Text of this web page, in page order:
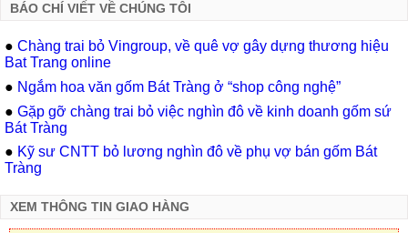
BÁO CHÍ VIẾT VỀ CHÚNG TÔI
● Chàng trai bỏ Vingroup, về quê vợ gây dựng thương hiệu
Bat Trang online
● Ngắm hoa văn gốm Bát Tràng ở “shop công nghệ”
● Gặp gỡ chàng trai bỏ việc nghìn đô về kinh doanh gốm sứ
Bát Tràng
● Kỹ sư CNTT bỏ lương nghìn đô về phụ vợ bán gốm Bát
Tràng
XEM THÔNG TIN GIAO HÀNG